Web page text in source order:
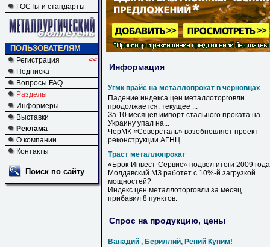
ГОСТы и стандарты
ПОЛЬЗОВАТЕЛЯМ
Регистрация
<<
Подписка
Вопросы FAQ
Разделы
Информеры
Выставки
Реклама
О компании
Контакты
Поиск по сайту
Информация
Угмк прайс на металлопрокат в черновцах
Падение индекса цен металлоторговли
продолжается: текущее ...
За 10 месяцев импорт стального проката на
Украину упал на...
ЧерМК «Северсталь» возобновляет проект
реконструкции АГНЦ
Траст металлопрокат
«Брок-Инвест-Сервис» подвел итоги 2009 года
Молдавский МЗ работет с 10%-й загрузкой
мощностей?
Индекс цен металлоторговли за месяц
прибавил 8 пунктов.
Спрос на продукцию, цены
Ванадий , Бериллий, Рений Купим!